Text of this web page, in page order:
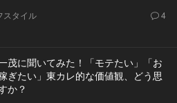
スタイル 4
茂に聞いてみた！「モテたい」「お
ぎたい」東カレ的な価値観、どう思
か？